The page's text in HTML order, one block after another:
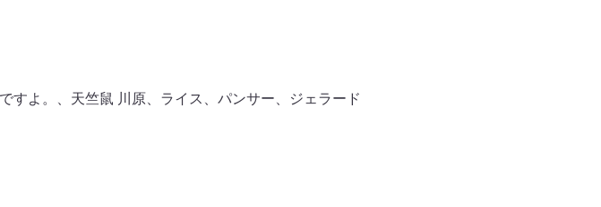
すよ。、天竺鼠 川原、ライス、パンサー、ジェラード